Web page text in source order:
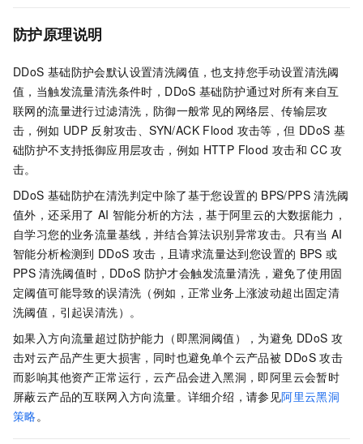
防护原理说明
DDoS 基础防护会默认设置清洗阈值，也支持您手动设置清洗阈
值，当触发流量清洗条件时，DDoS 基础防护通过对所有来自互
联网的流量进行过滤清洗，防御一般常见的网络层、传输层攻
击，例如 UDP 反射攻击、SYN/ACK Flood 攻击等，但 DDoS 基
础防护不支持抵御应用层攻击，例如 HTTP Flood 攻击和 CC 攻
击。
DDoS 基础防护在清洗判定中除了基于您设置的 BPS/PPS 清洗阈
值外，还采用了 AI 智能分析的方法，基于阿里云的大数据能力，
自学习您的业务流量基线，并结合算法识别异常攻击。只有当 AI
智能分析检测到 DDoS 攻击，且请求流量达到您设置的 BPS 或
PPS 清洗阈值时，DDoS 防护才会触发流量清洗，避免了使用固
定阈值可能导致的误清洗（例如，正常业务上涨波动超出固定清
洗阈值，引起误清洗）。
如果入方向流量超过防护能力（即黑洞阈值）， 为避免 DDoS 攻
击对云产品产生更大损害，同时也避免单个云产品被 DDoS 攻击
而影响其他资产正常运行，云产品会进入黑洞，即阿里云会暂时
屏蔽云产品的互联网入方向流量。详细介绍，请参见阿里云黑洞
策略。